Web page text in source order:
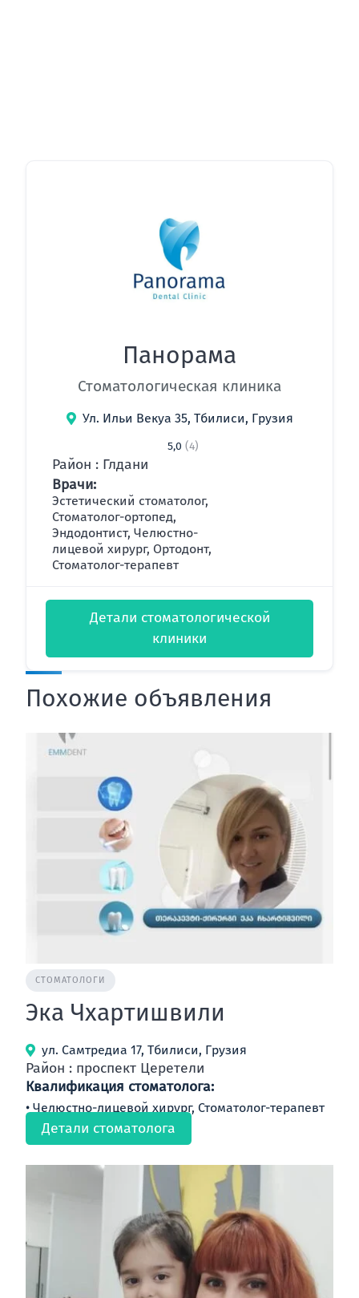
Панорама
Стоматологическая клиника
Ул. Ильи Векуа 35, Тбилиси, Грузия
5,0 (4)
Район : Глдани
Врачи:
Эстетический стоматолог,
Стоматолог-ортопед,
Эндодонтист, Челюстно-
лицевой хирург, Ортодонт,
Стоматолог-терапевт
Детали стоматологической
клиники
Похожие объявления
СТОМАТОЛОГИ
Эка Чхартишвили
ул. Самтредиа 17, Тбилиси, Грузия
Район : проспект Церетели
Квалификация стоматолога:
Челюстно-лицевой хирург, Стоматолог-терапевт
Детали стоматолога